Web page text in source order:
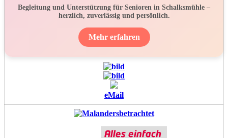
Begleitung und Unterstützung für Senioren in Schalksmühle –
herzlich, zuverlässig und persönlich.
Mehr erfahren
eMail